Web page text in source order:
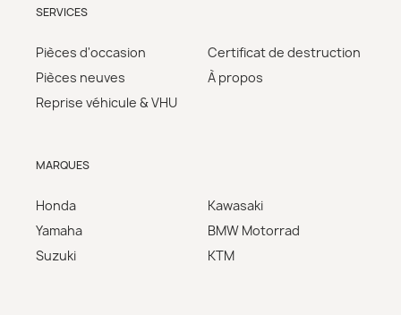
SERVICES
Pièces d'occasion
Pièces neuves
Reprise véhicule & VHU
Certificat de destruction
À propos
MARQUES
Honda
Yamaha
Suzuki
Kawasaki
BMW Motorrad
KTM